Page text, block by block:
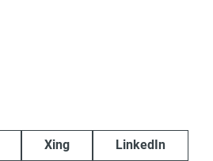
Xing LinkedIn